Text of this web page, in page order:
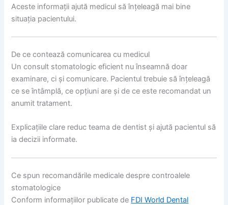
Aceste informații ajută medicul să înțeleagă mai bine
situația pacientului.
De ce contează comunicarea cu medicul
Un consult stomatologic eficient nu înseamnă doar
examinare, ci și comunicare. Pacientul trebuie să înțeleagă
ce se întâmplă, ce opțiuni are și de ce este recomandat un
anumit tratament.
Explicațiile clare reduc teama de dentist și ajută pacientul să
ia decizii informate.
Ce spun recomandările medicale despre controalele
stomatologice
Conform informațiilor publicate de FDI World Dental